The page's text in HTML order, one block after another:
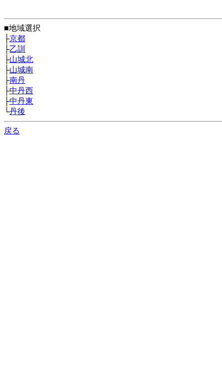
■地域選択
├京都
├乙訓
├山城北
├山城南
├南丹
├中丹西
├中丹東
└丹後
戻る